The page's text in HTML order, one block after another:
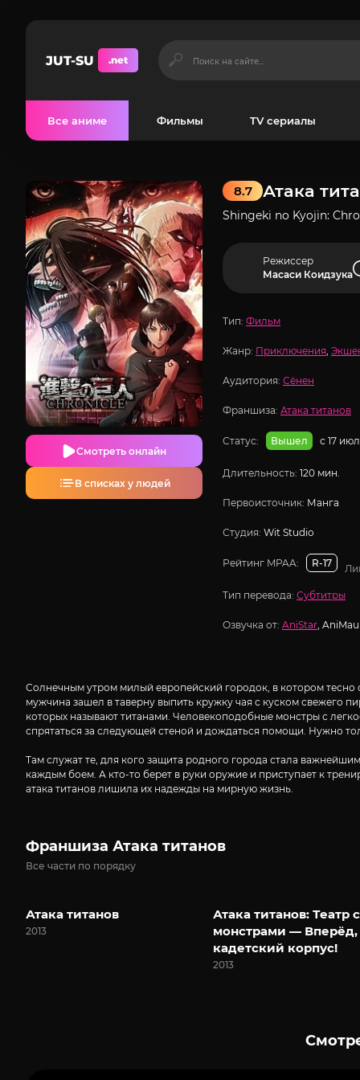
JUT-SU .net
Все аниме Фильмы TV сериалы
Атака
8.7
Shingeki no Kyojin:
Смотреть онлайн
В списках у людей
Режиссер
Масаси Коидзука
Тип: Фильм
Жанр: Приключения,
Аудитория: Сёнен
Франшиза: Атака титанов
Статус: Вышел с 17
Длительность: 120 мин.
Первоисточник: Манга
Студия: Wit Studio
Рейтинг MPAA: R-17
Тип перевода: Субтитры
Озвучка от: AniStar,
Солнечным утром милый европейский городок, в котором
мужчина зашел в таверну выпить кружку чая с куском свежего
которых называют титанами. Человекоподобные монстры с
спрятаться за следующей стеной и дождаться помощи. Нужно
Там служат те, для кого защита родного города стала
каждым боем. А кто-то берет в руки оружие и приступает к
атака титанов лишила их надежды на мирную жизнь.
Франшиза Атака титанов
Все части по порядку
Атака титанов
2013
Атака титанов: Театр с
монстрами — Вперёд,
кадетский корпус!
2013